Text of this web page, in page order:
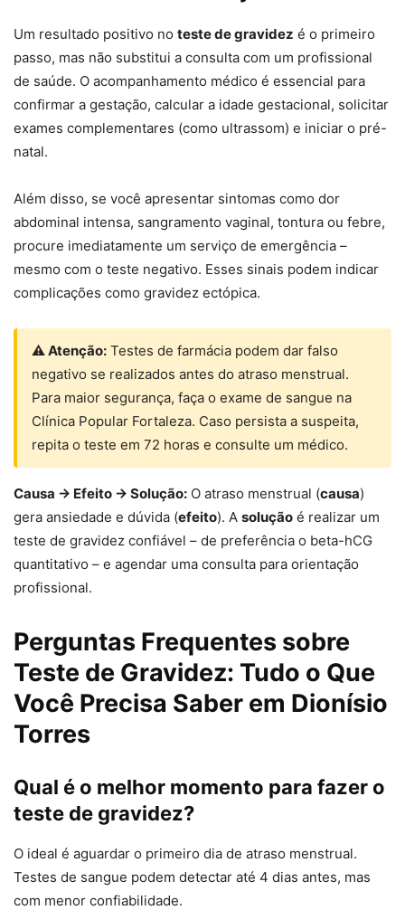
Um resultado positivo no teste de gravidez é o primeiro
passo, mas não substitui a consulta com um profissional
de saúde. O acompanhamento médico é essencial para
confirmar a gestação, calcular a idade gestacional, solicitar
exames complementares (como ultrassom) e iniciar o pré-
natal.
Além disso, se você apresentar sintomas como dor
abdominal intensa, sangramento vaginal, tontura ou febre,
procure imediatamente um serviço de emergência –
mesmo com o teste negativo. Esses sinais podem indicar
complicações como gravidez ectópica.
⚠ Atenção: Testes de farmácia podem dar falso
negativo se realizados antes do atraso menstrual.
Para maior segurança, faça o exame de sangue na
Clínica Popular Fortaleza. Caso persista a suspeita,
repita o teste em 72 horas e consulte um médico.
Causa → Efeito → Solução: O atraso menstrual (causa)
gera ansiedade e dúvida (efeito). A solução é realizar um
teste de gravidez confiável – de preferência o beta-hCG
quantitativo – e agendar uma consulta para orientação
profissional.
Perguntas Frequentes sobre
Teste de Gravidez: Tudo o Que
Você Precisa Saber em Dionísio
Torres
Qual é o melhor momento para fazer o
teste de gravidez?
O ideal é aguardar o primeiro dia de atraso menstrual.
Testes de sangue podem detectar até 4 dias antes, mas
com menor confiabilidade.